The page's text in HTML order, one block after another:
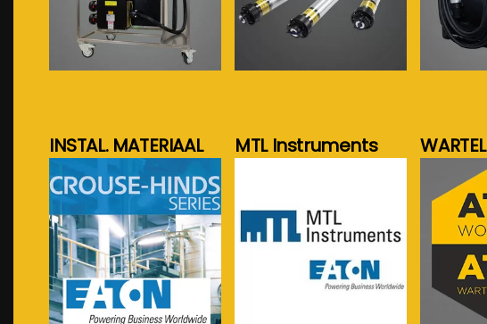
INSTAL. MATERIAAL
meer info...
MTL Instruments